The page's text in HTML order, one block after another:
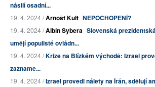
násilí osadní...
19. 4. 2024 /Arnošt Kult NEPOCHOPENÍ?
19. 4. 2024 /Albín Sybera Slovenská
umějí populisté ovládn...
19. 4. 2024 /Krize na Blízkém východě: Izrael
zazname...
19. 4. 2024 /Izrael provedl nálety na Írán, sdělují